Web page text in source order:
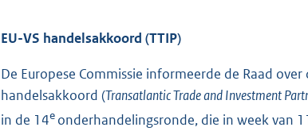
EU-VS handelsakkoord (TTIP)
De Europese Commissie informeerde de Raad
handelsakkoord (Transatlantic Trade and Investment
in de 14e onderhandelingsronde, die in week van